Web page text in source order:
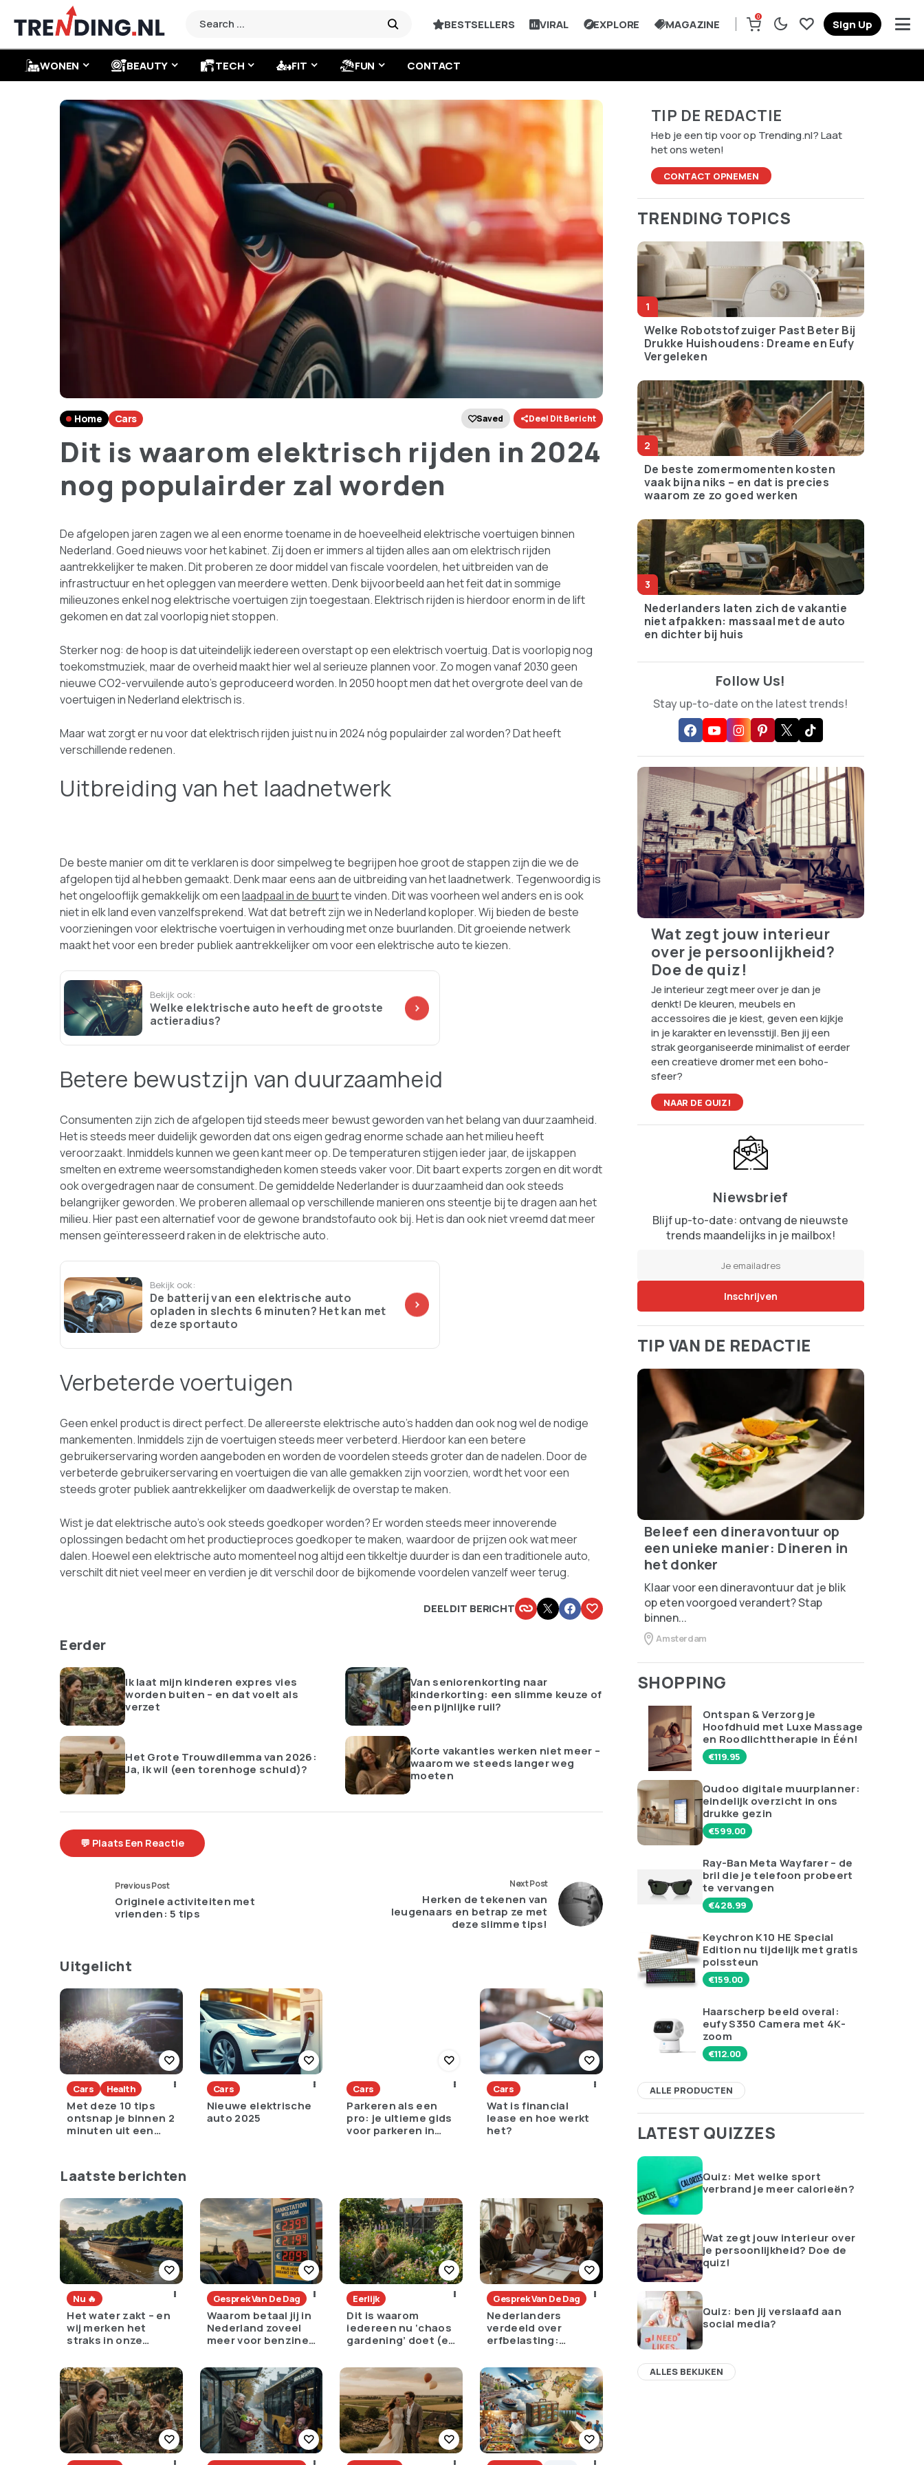
BESTSELLERS VIRAL EXPLORE MAGAZINE
0
Sign Up
WONEN BEAUTY TECH FIT FUN CONTACT
Home Cars Saved Deel Dit Bericht
Dit is waarom elektrisch rijden in 2024
nog populairder zal worden
De afgelopen jaren zagen we al een enorme toename in de hoeveelheid elektrische voertuigen binnen
Nederland. Goed nieuws voor het kabinet. Zij doen er immers al tijden alles aan om elektrisch rijden
aantrekkelijker te maken. Dit proberen ze door middel van fiscale voordelen, het uitbreiden van de
infrastructuur en het opleggen van meerdere wetten. Denk bijvoorbeeld aan het feit dat in sommige
milieuzones enkel nog elektrische voertuigen zijn toegestaan. Elektrisch rijden is hierdoor enorm in de lift
gekomen en dat zal voorlopig niet stoppen.
Sterker nog: de hoop is dat uiteindelijk iedereen overstapt op een elektrisch voertuig. Dat is voorlopig nog
toekomstmuziek, maar de overheid maakt hier wel al serieuze plannen voor. Zo mogen vanaf 2030 geen
nieuwe CO2-vervuilende auto’s geproduceerd worden. In 2050 hoopt men dat het overgrote deel van de
voertuigen in Nederland elektrisch is.
Maar wat zorgt er nu voor dat elektrisch rijden juist nu in 2024 nóg populairder zal worden? Dat heeft
verschillende redenen.
Uitbreiding van het laadnetwerk
De beste manier om dit te verklaren is door simpelweg te begrijpen hoe groot de stappen zijn die we de
afgelopen tijd al hebben gemaakt. Denk maar eens aan de uitbreiding van het laadnetwerk. Tegenwoordig is
het ongelooflijk gemakkelijk om eenlaadpaal in de buurtte vinden. Dit was voorheen wel anders en is ook
niet in elk land even vanzelfsprekend. Wat dat betreft zijn we in Nederland koploper. Wij bieden de beste
voorzieningen voor elektrische voertuigen in verhouding met onze buurlanden. Dit groeiende netwerk
maakt het voor een breder publiek aantrekkelijker om voor een elektrische auto te kiezen.
Bekijk ook:
Welke elektrische auto heeft de grootste
actieradius?
Betere bewustzijn van duurzaamheid
Consumenten zijn zich de afgelopen tijd steeds meer bewust geworden van het belang van duurzaamheid.
Het is steeds meer duidelijk geworden dat ons eigen gedrag enorme schade aan het milieu heeft
veroorzaakt. Inmiddels kunnen we geen kant meer op. De temperaturen stijgen ieder jaar, de ijskappen
smelten en extreme weersomstandigheden komen steeds vaker voor. Dit baart experts zorgen en dit wordt
ook overgedragen naar de consument. De gemiddelde Nederlander is duurzaamheid dan ook steeds
belangrijker geworden. We proberen allemaal op verschillende manieren ons steentje bij te dragen aan het
milieu. Hier past een alternatief voor de gewone brandstofauto ook bij. Het is dan ook niet vreemd dat meer
mensen geïnteresseerd raken in de elektrische auto.
Bekijk ook:
De batterij van een elektrische auto
opladen in slechts 6 minuten? Het kan met
deze sportauto
Verbeterde voertuigen
Geen enkel product is direct perfect. De allereerste elektrische auto’s hadden dan ook nog wel de nodige
mankementen. Inmiddels zijn de voertuigen steeds meer verbeterd. Hierdoor kan een betere
gebruikerservaring worden aangeboden en worden de voordelen steeds groter dan de nadelen. Door de
verbeterde gebruikerservaring en voertuigen die van alle gemakken zijn voorzien, wordt het voor een
steeds groter publiek aantrekkelijker om daadwerkelijk de overstap te maken.
Wist je dat elektrische auto’s ook steeds goedkoper worden? Er worden steeds meer innoverende
oplossingen bedacht om het productieproces goedkoper te maken, waardoor de prijzen ook wat meer
dalen. Hoewel een elektrische auto momenteel nog altijd een tikkeltje duurder is dan een traditionele auto,
verschilt dit niet veel meer en verdien je dit verschil door de bijkomende voordelen vanzelf weer terug.
DEEL DIT BERICHT
Eerder
Ik laat mijn kinderen expres vies
worden buiten – en dat voelt als
verzet
Van seniorenkorting naar
kinderkorting: een slimme keuze of
een pijnlijke ruil?
Het Grote Trouwdilemma van 2026:
Ja, ik wil (een torenhoge schuld)?
Korte vakanties werken niet meer –
waarom we steeds langer weg
moeten
💬 Plaats Een Reactie
Previous Post
Originele activiteiten met
vrienden: 5 tips
Next Post
Herken de tekenen van
leugenaars en betrap ze met
deze slimme tips!
Uitgelicht
Cars Health
Met deze 10 tips
ontsnap je binnen 2
minuten uit een
Cars
Nieuwe elektrische
auto 2025
Cars
Parkeren als een
pro: je ultieme gids
voor parkeren in
Cars
Wat is financial
lease en hoe werkt
het?
Laatste berichten
Nu 🔥
Het water zakt – en
wij merken het
straks in onze
Gesprek Van De Dag
Waarom betaal jij in
Nederland zoveel
meer voor benzine
Europa?
Eerlijk
Dit is waarom
iedereen nu ‘chaos
gardening’ doet (en
Gesprek Van De Dag
Nederlanders
verdeeld over
erfbelasting:
ongelijkheid of
oneerlijk?
TIP DE REDACTIE
Heb je een tip voor op Trending.nl? Laat
het ons weten!
CONTACT OPNEMEN
TRENDING TOPICS
Welke Robotstofzuiger Past Beter Bij
Drukke Huishoudens: Dreame en Eufy
Vergeleken
De beste zomermomenten kosten
vaak bijna niks – en dat is precies
waarom ze zo goed werken
Nederlanders laten zich de vakantie
niet afpakken: massaal met de auto
en dichter bij huis
Follow Us!
Stay up-to-date on the latest trends!
Wat zegt jouw interieur
over je persoonlijkheid?
Doe de quiz!
Je interieur zegt meer over je dan je
denkt! De kleuren, meubels en
accessoires die je kiest, geven een kijkje
in je karakter en levensstijl. Ben jij een
strak georganiseerde minimalist of eerder
een creatieve dromer met een boho-
sfeer?
NAAR DE QUIZ!
Niewsbrief
Blijf up-to-date: ontvang de nieuwste
trends maandelijks in je mailbox!
TIP VAN DE REDACTIE
Beleef een dineravontuur op
een unieke manier: Dineren in
het donker
Klaar voor een dineravontuur dat je blik
op eten voorgoed verandert? Stap
binnen...
Amsterdam
SHOPPING
Ontspan & Verzorg je
Hoofdhuid met Luxe Massage
en Roodlichttherapie in Één!
€119.95
Qudoo digitale muurplanner:
eindelijk overzicht in ons
drukke gezin
€599.00
Ray-Ban Meta Wayfarer – de
bril die je telefoon probeert
te vervangen
€428.99
Keychron K10 HE Special
Edition nu tijdelijk met gratis
polssteun
€159.00
Haarscherp beeld overal:
eufy S350 Camera met 4K-
zoom
€112.00
ALLE PRODUCTEN
LATEST QUIZZES
Quiz: Met welke sport
verbrand je meer calorieën?
Wat zegt jouw interieur over
je persoonlijkheid? Doe de
quiz!
Quiz: ben jij verslaafd aan
social media?
ALLES BEKIJKEN